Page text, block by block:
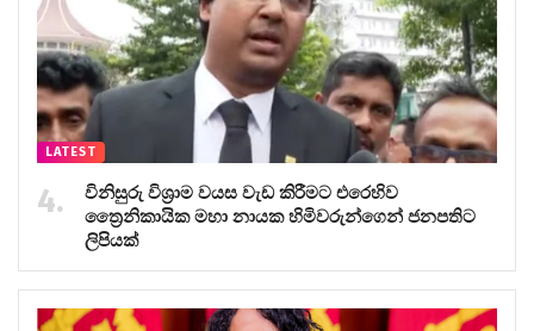
LATEST
විනිසුරු විශ්‍රාම වයස වැඩ කිරීමට එරෙහිව
ත්‍රෛනිකායික මහා නායක හිමිවරුන්ගෙන් ජනපතිට
ලිපියක්